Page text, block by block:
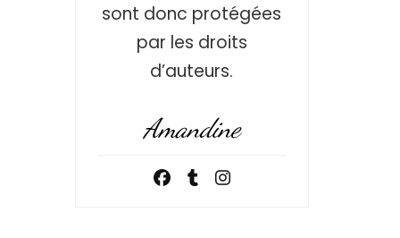
sont donc protégées
par les droits
d’auteurs.
Amandine